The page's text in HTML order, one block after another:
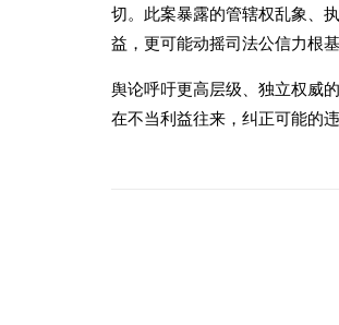
切。此案暴露的管辖权乱象、
益，更可能动摇司法公信力根基
舆论呼吁更高层级、独立权威
在不当利益往来，纠正可能的